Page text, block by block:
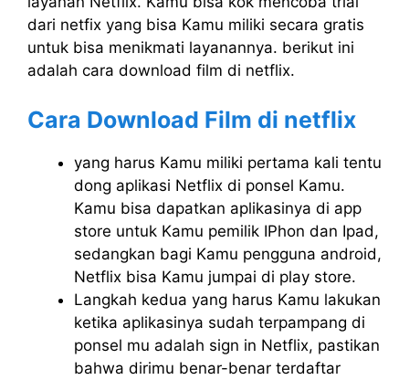
dari netfix yang bisa Kamu miliki secara gratis
untuk bisa menikmati layanannya. berikut ini
adalah cara download film di netflix.
Cara Download Film di netflix
yang harus Kamu miliki pertama kali tentu
dong aplikasi Netflix di ponsel Kamu.
Kamu bisa dapatkan aplikasinya di app
store untuk Kamu pemilik IPhon dan Ipad,
sedangkan bagi Kamu pengguna android,
Netflix bisa Kamu jumpai di play store.
Langkah kedua yang harus Kamu lakukan
ketika aplikasinya sudah terpampang di
ponsel mu adalah sign in Netflix, pastikan
bahwa dirimu benar-benar terdaftar